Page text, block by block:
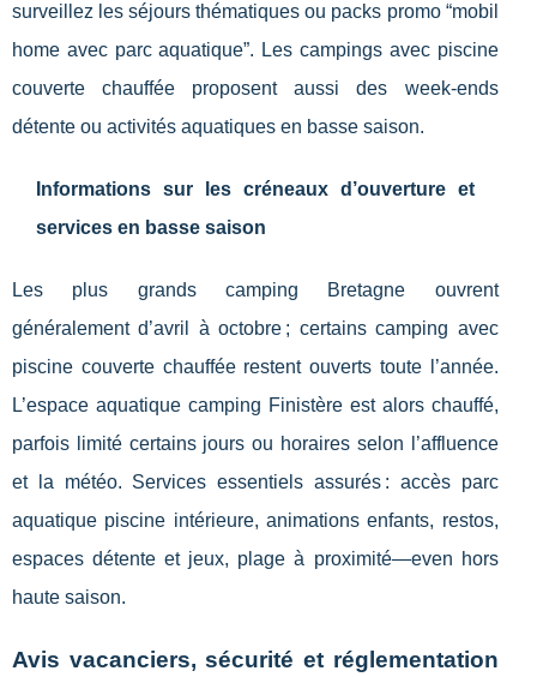
surveillez les séjours thématiques ou packs promo “mobil
home avec parc aquatique”. Les campings avec piscine
couverte chauffée proposent aussi des week-ends
détente ou activités aquatiques en basse saison.
Informations sur les créneaux d’ouverture et
services en basse saison
Les plus grands camping Bretagne ouvrent
généralement d’avril à octobre ; certains camping avec
piscine couverte chauffée restent ouverts toute l’année.
L’espace aquatique camping Finistère est alors chauffé,
parfois limité certains jours ou horaires selon l’affluence
et la météo. Services essentiels assurés : accès parc
aquatique piscine intérieure, animations enfants, restos,
espaces détente et jeux, plage à proximité—even hors
haute saison.
Avis vacanciers, sécurité et réglementation